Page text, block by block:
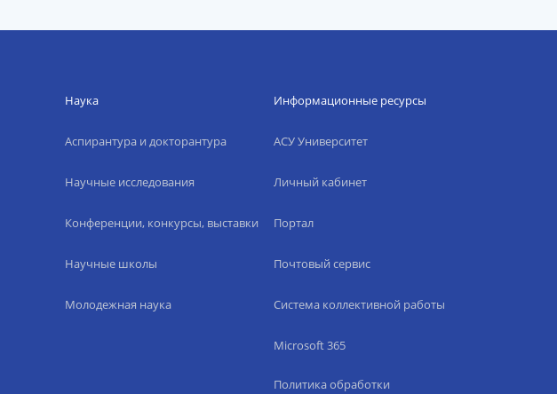
Наука
Аспирантура и докторантура
Научные исследования
Конференции, конкурсы, выставки
Научные школы
Молодежная наука
Информационные ресурсы
АСУ Университет
Личный кабинет
Портал
Почтовый сервис
Система коллективной работы
Microsoft 365
Политика обработки